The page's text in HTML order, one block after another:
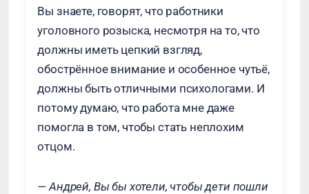
Вы знаете, говорят, что работники
уголовного розыска, несмотря на то, что
должны иметь цепкий взгляд,
обострённое внимание и особенное чутьё,
должны быть отличными психологами. И
потому думаю, что работа мне даже
помогла в том, чтобы стать неплохим
отцом.
— Андрей, Вы бы хотели, чтобы дети пошли